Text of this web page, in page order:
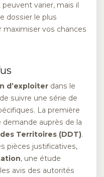
varier, mais il
dossier le plus
vos chances
d’exploiter dans le
suivre une série de
La première
auprès de la
Territoires (DDT).
pièces justificatives,
, une étude
avis des autorités